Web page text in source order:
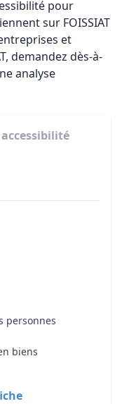
pour
sur FOISSIAT
et
demandez dès-à-
analyse
personnes
biens